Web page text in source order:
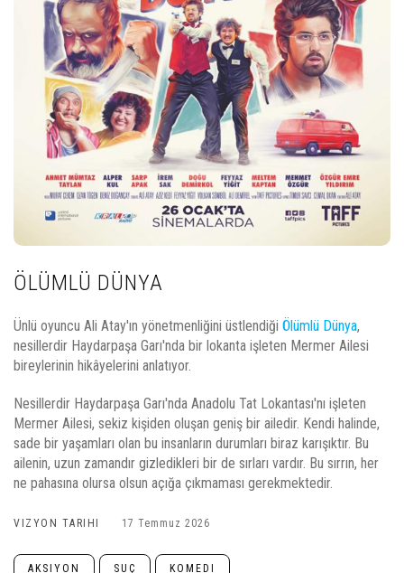
ÖLÜMLÜ DÜNYA
Ünlü oyuncu Ali Atay'ın yönetmenliğini üstlendiği Ölümlü Dünya,
nesillerdir Haydarpaşa Garı'nda bir lokanta işleten Mermer Ailesi
bireylerinin hikâyelerini anlatıyor.
Nesillerdir Haydarpaşa Garı'nda Anadolu Tat Lokantası'nı işleten
Mermer Ailesi, sekiz kişiden oluşan geniş bir ailedir. Kendi halinde,
sade bir yaşamları olan bu insanların durumları biraz karışıktır. Bu
ailenin, uzun zamandır gizledikleri bir de sırları vardır. Bu sırrın, her
ne pahasına olursa olsun açığa çıkmaması gerekmektedir.
VIZYON TARIHI 17 Temmuz 2026
AKSIYON SUÇ KOMEDI